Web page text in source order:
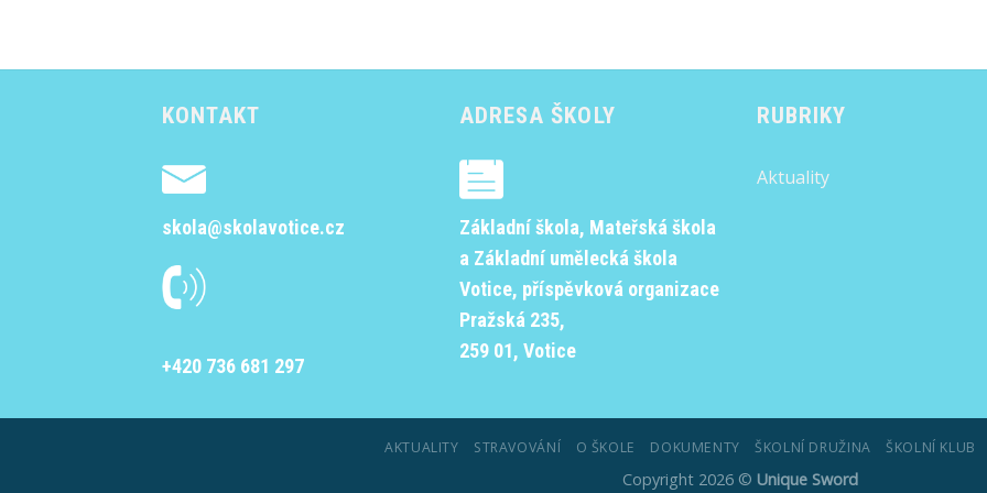
KONTAKT
skola@skolavotice.cz
+420 736 681 297
ADRESA ŠKOLY
Základní škola, Mateřská škola
a Základní umělecká škola
Votice, příspěvková organizace
Pražská 235,
259 01, Votice
RUBRIKY
Aktuality
AKTUALITY STRAVOVÁNÍ O ŠKOLE DOKUMENTY ŠKOLNÍ DRUŽINA ŠKOLNÍ KLUB
Copyright 2026 © Unique Sword